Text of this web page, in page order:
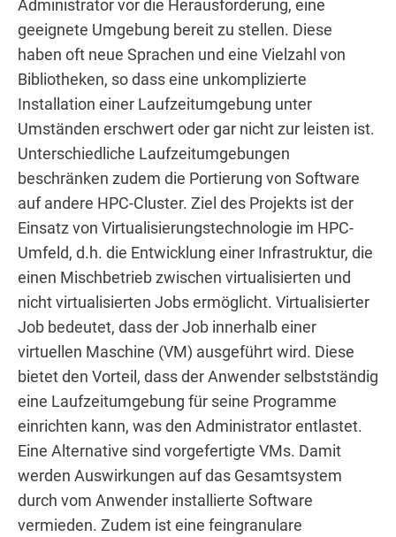
Administrator vor die Herausforderung, eine
geeignete Umgebung bereit zu stellen. Diese
haben oft neue Sprachen und eine Vielzahl von
Bibliotheken, so dass eine unkomplizierte
Installation einer Laufzeitumgebung unter
Umständen erschwert oder gar nicht zur leisten ist.
Unterschiedliche Laufzeitumgebungen
beschränken zudem die Portierung von Software
auf andere HPC-Cluster. Ziel des Projekts ist der
Einsatz von Virtualisierungstechnologie im HPC-
Umfeld, d.h. die Entwicklung einer Infrastruktur, die
einen Mischbetrieb zwischen virtualisierten und
nicht virtualisierten Jobs ermöglicht. Virtualisierter
Job bedeutet, dass der Job innerhalb einer
virtuellen Maschine (VM) ausgeführt wird. Diese
bietet den Vorteil, dass der Anwender selbstständig
eine Laufzeitumgebung für seine Programme
einrichten kann, was den Administrator entlastet.
Eine Alternative sind vorgefertigte VMs. Damit
werden Auswirkungen auf das Gesamtsystem
durch vom Anwender installierte Software
vermieden. Zudem ist eine feingranulare